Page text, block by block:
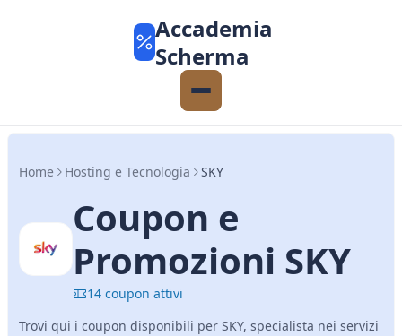
Accademia
Scherma
Home Hosting e Tecnologia SKY
Coupon e
Promozioni SKY
14 coupon attivi
Trovi qui i coupon disponibili per SKY, specialista nei servizi